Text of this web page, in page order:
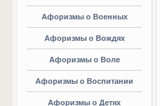
Афоризмы о Военных
Афоризмы о Вождях
Афоризмы о Воле
Афоризмы о Воспитании
Афоризмы о Детях